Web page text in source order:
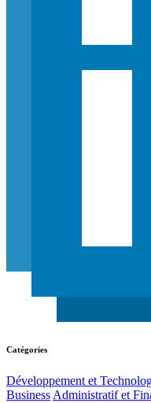
Catégories
Développement et
Business Administratif et